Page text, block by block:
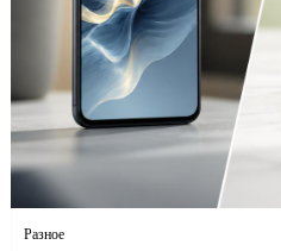
Разное